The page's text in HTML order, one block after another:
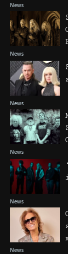
News
News
News
News
News
News